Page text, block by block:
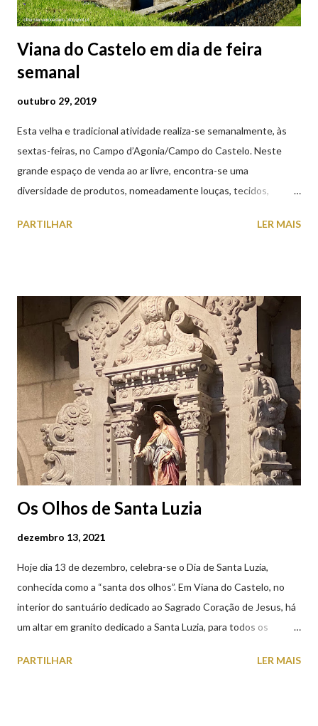
Viana do Castelo em dia de feira
semanal
outubro 29, 2019
Esta velha e tradicional atividade realiza-se semanalmente, às
sextas-feiras, no Campo d’Agonia/Campo do Castelo. Neste
grande espaço de venda ao ar livre, encontra-se uma
diversidade de produtos, nomeadamente louças, tecidos,
cobres entre muitos outros. Horário de funcionamento | Verão
(2019.10.25) Feira Semanal em Viana do Castelo (2019.10.25)
Feira Semanal em Viana do Castelo (2019.10.25) Feira Semanal
em Viana do Castelo (2019.10.25) Feira Semanal em Viana do
Castelo (2019.10.25) Feira Semanal em Viana do Castelo
(2019.10.25)
PARTILHAR LER MAIS
Os Olhos de Santa Luzia
dezembro 13, 2021
Hoje dia 13 de dezembro, celebra-se o Dia de Santa Luzia,
conhecida como a “santa dos olhos”. Em Viana do Castelo, no
interior do santuário dedicado ao Sagrado Coração de Jesus, há
um altar em granito dedicado a Santa Luzia, para todos os
uma capela dedicada a Santa Luzia construída no cimo do monte
PARTILHAR LER MAIS